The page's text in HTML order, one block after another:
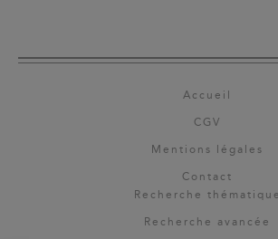
Accueil
CGV
Mentions légales
Contact
Recherche thématique
Recherche avancée